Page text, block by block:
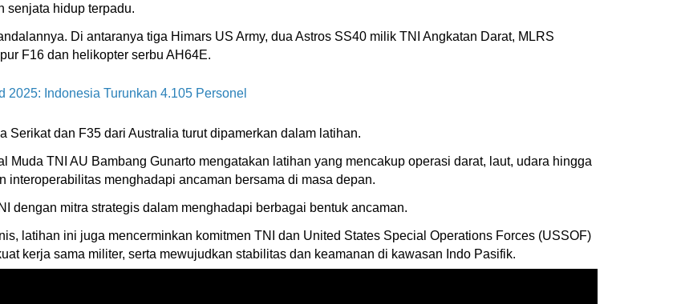
senjata hidup terpadu.
Di antaranya tiga Himars US Army, dua Astros SS40 milik TNI Angkatan Darat, MLRS
F16 dan helikopter serbu AH64E.
2025: Indonesia Turunkan 4.105 Personel
Serikat dan F35 dari Australia turut dipamerkan dalam latihan.
Muda TNI AU Bambang Gunarto mengatakan latihan yang mencakup operasi darat, laut, udara hingga
menghadapi ancaman bersama di masa depan.
dengan mitra strategis dalam menghadapi berbagai bentuk ancaman.
latihan ini juga mencerminkan komitmen TNI dan United States Special Operations Forces (USSOF)
kerja sama militer, serta mewujudkan stabilitas dan keamanan di kawasan Indo Pasifik.